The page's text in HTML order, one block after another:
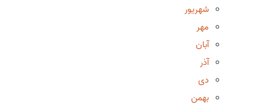
شهریور
مهر
آبان
آذر
دی
بهمن